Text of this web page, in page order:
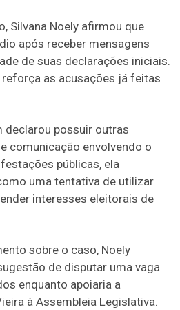
Silvana Noely afirmou que
após receber mensagens
de suas declarações iniciais.
reforça as acusações já feitas
declarou possuir outras
comunicação envolvendo o
públicas, ela
uma tentativa de utilizar
interesses eleitorais de
sobre o caso, Noely
de disputar uma vaga
enquanto apoiaria a
à Assembleia Legislativa.